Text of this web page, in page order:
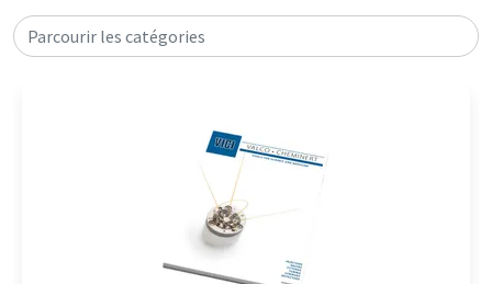
Parcourir les catégories